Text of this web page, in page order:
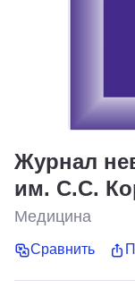
Журнал
им. С.С.
Медицина
Сравнить